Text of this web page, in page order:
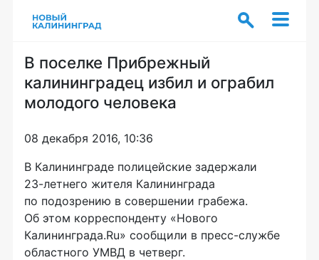
В поселке Прибрежный
калининградец избил и ограбил
молодого человека
08 декабря 2016, 10:36
В Калининграде полицейские задержали
23-летнего жителя Калининграда
по подозрению в совершении грабежа.
Об этом корреспонденту «Нового
Калининграда.Ru» сообщили в пресс-службе
областного УМВД в четверг.